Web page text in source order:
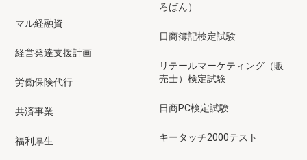
マル経融資
経営発達支援計画
労働保険代行
共済事業
福利厚生
ろばん）
日商簿記検定試験
リテールマーケティング（販
売士）検定試験
日商PC検定試験
キータッチ2000テスト